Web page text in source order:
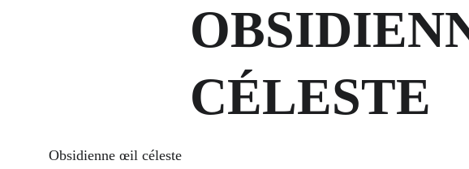
Obsidienne œil céleste
CÉLESTE